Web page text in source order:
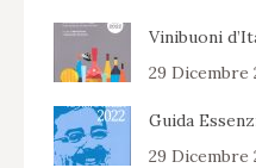
Vinibuoni
29 Dicembre
Guida
29 Dicembre